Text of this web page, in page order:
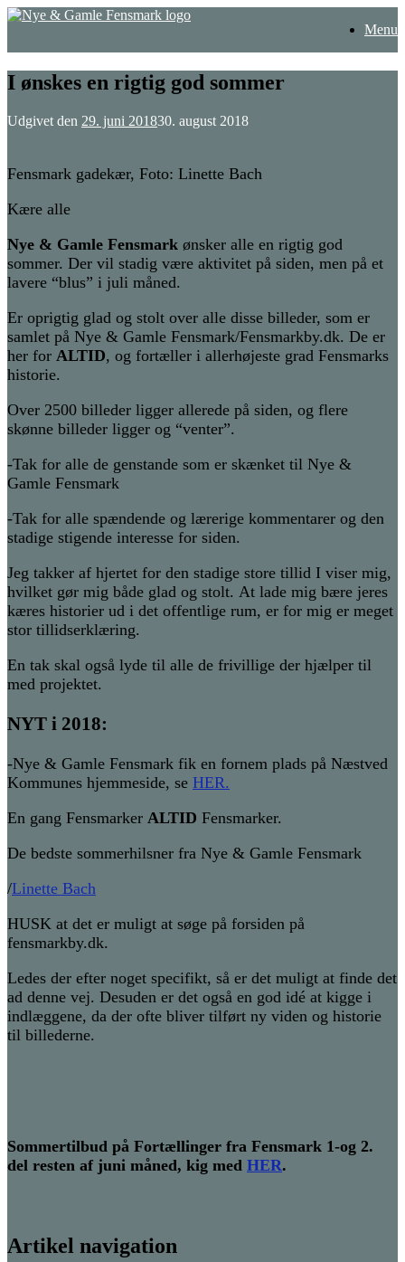
Gå
Menu
I ønskes en rigtig god sommer
Udgivet den 29. juni 201830. august 2018
Fensmark gadekær, Foto: Linette Bach
Kære alle
Nye & Gamle Fensmark ønsker alle en rigtig god
sommer. Der vil stadig være aktivitet på siden, men på et
lavere “blus” i juli måned.
Er oprigtig glad og stolt over alle disse billeder, som er
samlet på Nye & Gamle Fensmark/Fensmarkby.dk. De er
her for ALTID, og fortæller i allerhøjeste grad Fensmarks
historie.
Over 2500 billeder ligger allerede på siden, og flere
skønne billeder ligger og “venter”.
-Tak for alle de genstande som er skænket til Nye &
Gamle Fensmark
-Tak for alle spændende og lærerige kommentarer og den
stadige stigende interesse for siden.
Jeg takker af hjertet for den stadige store tillid I viser mig,
hvilket gør mig både glad og stolt. At lade mig bære jeres
kæres historier ud i det offentlige rum, er for mig er meget
stor tillidserklæring.
En tak skal også lyde til alle de frivillige der hjælper til
med projektet.
NYT i 2018:
-Nye & Gamle Fensmark fik en fornem plads på Næstved
Kommunes hjemmeside, se HER.
En gang Fensmarker ALTID Fensmarker.
De bedste sommerhilsner fra Nye & Gamle Fensmark
/Linette Bach
HUSK at det er muligt at søge på forsiden på
fensmarkby.dk.
Ledes der efter noget specifikt, så er det muligt at finde det
ad denne vej. Desuden er det også en god idé at kigge i
indlæggene, da der ofte bliver tilført ny viden og historie
til billederne.
Sommertilbud på Fortællinger fra Fensmark 1-og 2.
del resten af juni måned, kig med HER.
Artikel navigation